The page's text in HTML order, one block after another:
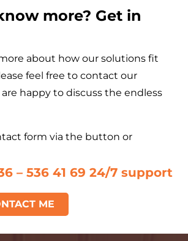
more? Get in
about how our solutions fit
feel free to contact our
are happy to discuss the endless
form via the button or
– 536 41 69 24/7 support
ME